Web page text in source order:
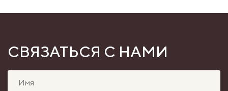
СВЯЗАТЬСЯ С НАМИ